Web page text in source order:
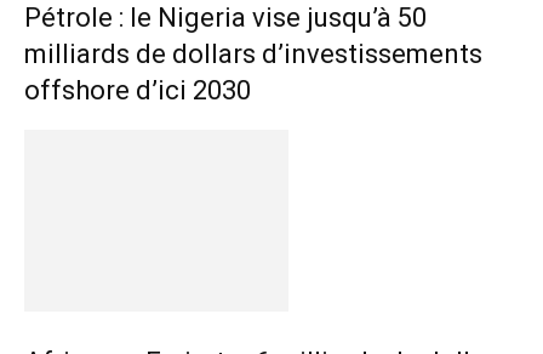
Pétrole : le Nigeria vise jusqu’à 50
milliards de dollars d’investissements
offshore d’ici 2030